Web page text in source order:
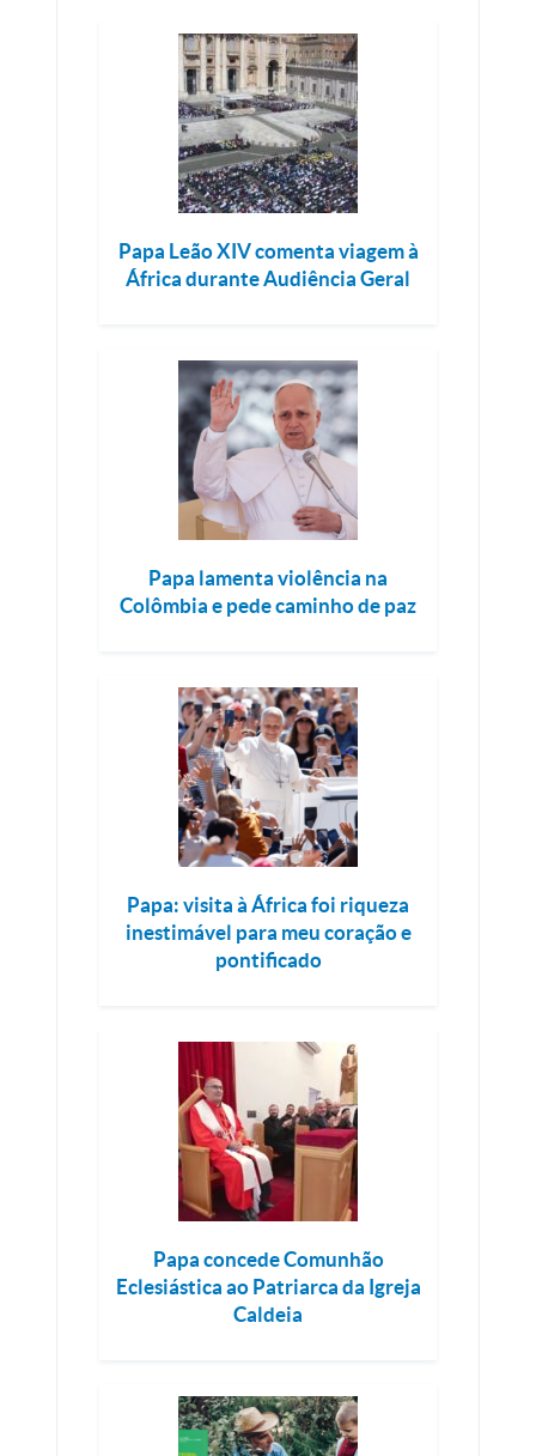
Papa Leão XIV comenta viagem à
África durante Audiência Geral
Papa lamenta violência na
Colômbia e pede caminho de paz
Papa: visita à África foi riqueza
inestimável para meu coração e
pontificado
Papa concede Comunhão
Eclesiástica ao Patriarca da Igreja
Caldeia